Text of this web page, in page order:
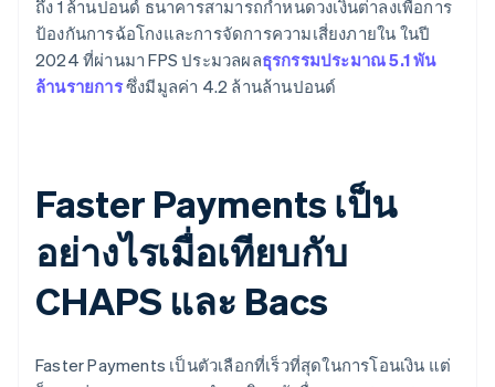
ถึง 1 ล้านปอนด์ ธนาคารสามารถกําหนดวงเงินต่ําลงเพื่อการ
ป้องกันการฉ้อโกงและการจัดการความเสี่ยงภายใน ในปี
2024 ที่ผ่านมา FPS ประมวลผลธุรกรรมประมาณ 5.1 พัน
ล้านรายการซึ่งมีมูลค่า 4.2 ล้านล้านปอนด์
Faster Payments เป็น
อย่างไรเมื่อเทียบกับ
CHAPS และ Bacs
Faster Payments เป็นตัวเลือกที่เร็วที่สุดในการโอนเงิน แต่